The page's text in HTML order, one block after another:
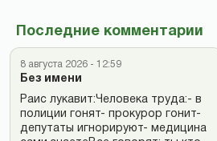
Последние комментарии
8 августа 2026 - 12:59
Без имени
Раис лукавит:Человека труда:- в
полиции гонят- прокурор гонит-
депутаты игнорируют- медицина